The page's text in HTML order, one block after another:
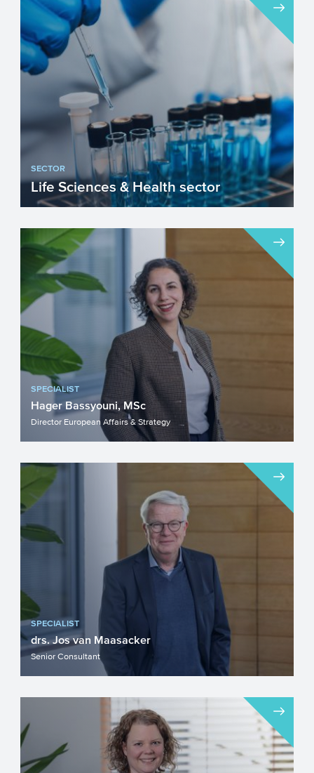
november 2025 het 2026-
werkprogramma van de European
Innovation Co...
SECTOR
Life Sciences & Health sector
In de Nederlandse gezondheidszorg is
het vanzelfsprekend dat men zich richt op
de persoon en niet op...
SPECIALIST
Hager Bassyouni, MSc
Director European Affairs & Strategy
SPECIALIST
drs. Jos van Maasacker
Senior Consultant